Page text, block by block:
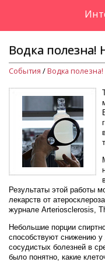
Водка полезна!
События /Водка
Результаты этой работы
лекарств от
журнале Arteriosclerosis,
Небольшие порции
способствуют снижению
сосудистых болезней в
было понятно, какие